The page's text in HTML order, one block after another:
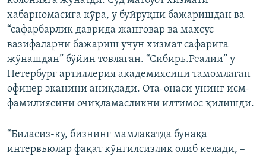
хабарномасига кўра, у буйруқни бажаришдан ва
“сафарбарлик даврида жанговар ва махсус
вазифаларни бажариш учун хизмат сафарига
жўнашдан” бўйин товлаган. “Сибирь.Реалии” у
Петербург артиллерия академиясини тамомлаган
офицер эканини аниқлади. Ота-онаси унинг исм-
фамилиясини очиқламасликни илтимос қилишди.
“Биласиз-ку, бизнинг мамлакатда бунақа
интервьюлар фақат кўнгилсизлик олиб келади, –